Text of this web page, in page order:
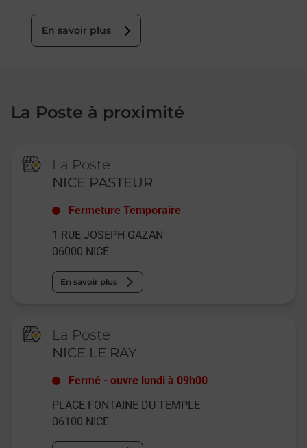
En savoir plus
La Poste à proximité
La Poste
NICE PASTEUR
Fermeture Temporaire
1 RUE JOSEPH GAZAN
06000 NICE
En savoir plus
La Poste
NICE LE RAY
Fermé -ouvre lundi à 09h00
PLACE FONTAINE DU TEMPLE
06100 NICE